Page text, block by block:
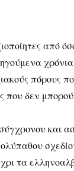
από
πόρους
που δεν
και
τα